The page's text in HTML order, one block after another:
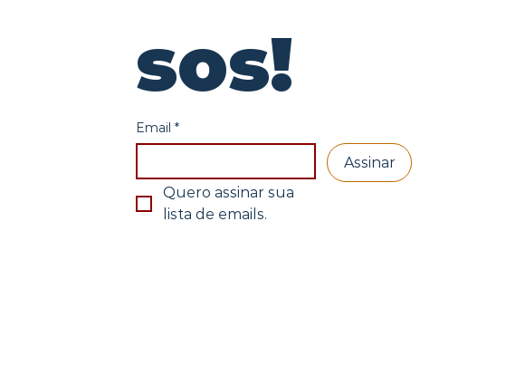
sos!
Email *
Assinar
Quero assinar sua
lista de emails.